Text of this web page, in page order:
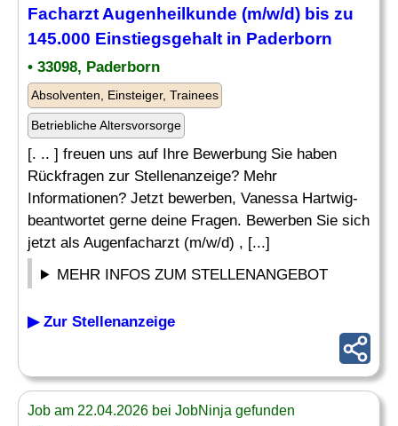
Facharzt Augenheilkunde (m/w/d) bis zu
145.000 Einstiegsgehalt in Paderborn
• 33098, Paderborn
Absolventen, Einsteiger, Trainees
Betriebliche Altersvorsorge
[. .. ] freuen uns auf Ihre Bewerbung Sie haben
Rückfragen zur Stellenanzeige? Mehr
Informationen? Jetzt bewerben, Vanessa Hartwig-
beantwortet gerne deine Fragen. Bewerben Sie sich
jetzt als Augenfacharzt (m/w/d) , [...]
MEHR INFOS ZUM STELLENANGEBOT
▶ Zur Stellenanzeige
Job am 22.04.2026 bei JobNinja gefunden